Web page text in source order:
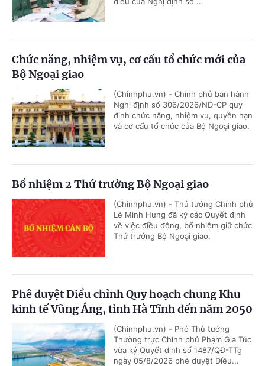
Chức năng, nhiệm vụ, cơ cấu tổ chức mới của
Bộ Ngoại giao
(Chinhphu.vn) - Chính phủ ban hành
Nghị định số 306/2026/NĐ-CP quy
định chức năng, nhiệm vụ, quyền hạn
và cơ cấu tổ chức của Bộ Ngoại giao.
Bổ nhiệm 2 Thứ trưởng Bộ Ngoại giao
(Chinhphu.vn) - Thủ tướng Chính phủ
Lê Minh Hưng đã ký các Quyết định
về việc điều động, bổ nhiệm giữ chức
Thứ trưởng Bộ Ngoại giao.
Phê duyệt Điều chỉnh Quy hoạch chung Khu
kinh tế Vũng Áng, tỉnh Hà Tĩnh đến năm 2050
(Chinhphu.vn) - Phó Thủ tướng
Thường trực Chính phủ Phạm Gia Túc
vừa ký Quyết định số 1487/QĐ-TTg
ngày 05/8/2026 phê duyệt Điều...